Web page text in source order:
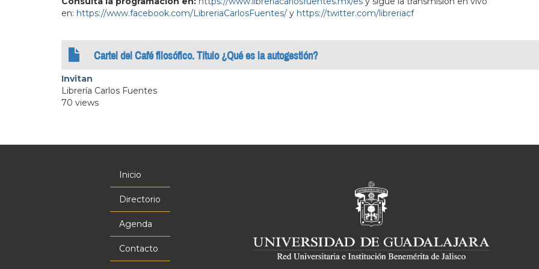
en: https://www.facebook.com/LibreriaCarlosFuentes/ y https://twitter.com/libreriacf
Cartel del Café filosófico. Título ¿Qué es la autogestión?
Invitan
Librería Carlos Fuentes
70 views
principal
Inicio
Directorio
Agenda
Contacto